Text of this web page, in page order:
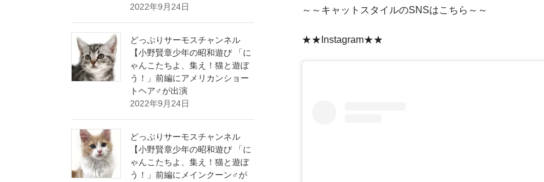
～～キャットスタイルのSNSはこちら～～
★★Instagram★★
2022年9月24日
どっぷりサーモスチャンネル
【小野賢章少年の昭和遊び 「に
ゃんこたちよ、集え！猫と遊ぼ
う！」前編にアメリカンショー
トヘア♂が出演
2022年9月24日
どっぷりサーモスチャンネル
【小野賢章少年の昭和遊び 「に
ゃんこたちよ、集え！猫と遊ぼ
う！」前編にメインクーン♂が